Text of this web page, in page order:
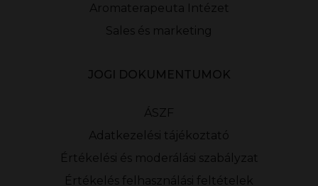
Aromaterapeuta Intézet
Sales és marketing
JOGI DOKUMENTUMOK
ÁSZF
Adatkezelési tájékoztató
Értékelési és moderálási szabályzat
Értékelés felhasználási feltételek